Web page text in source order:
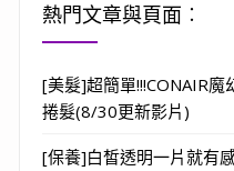
熱門文章與頁面︰
[美髮]超簡單!!!CONAIR
捲髮(8/30更新影片)
[保養]白皙透明一片就有